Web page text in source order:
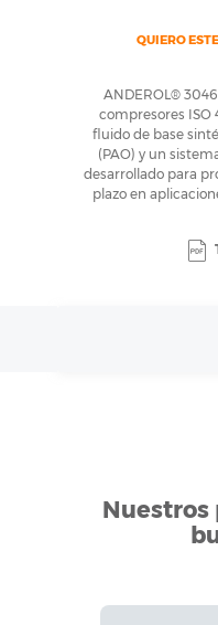
QUIERO
ANDEROL®
compresores
fluido de base
(PAO) y un
desarrollado para
plazo en
Nuestros